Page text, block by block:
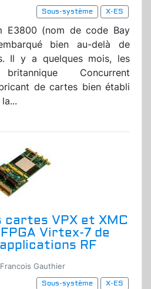
Sous-système X-ES
E3800 (nom de code Bay
bien au-delà de
Il y a quelques mois, les
Concurrent
de cartes bien établi
cartes VPX et XMC
Virtex-7 de
RF
Gauthier
Sous-système
X-ES